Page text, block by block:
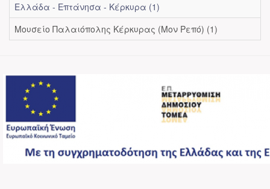
Ελλάδα - Επτάνησα - Κέρκυρα (1)
Μουσείο Παλαιόπολης Κέρκυρας (Μον Ρεπό) (1)